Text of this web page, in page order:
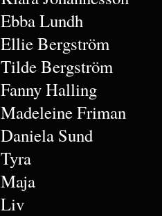
Ebba Lundh
Ellie Bergström
Tilde Bergström
Fanny Halling
Madeleine Friman
Daniela Sund
Tyra
Maja
Liv